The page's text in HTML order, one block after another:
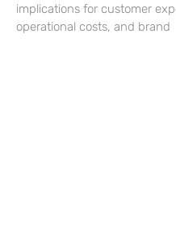
implications for customer
operational costs, and brand